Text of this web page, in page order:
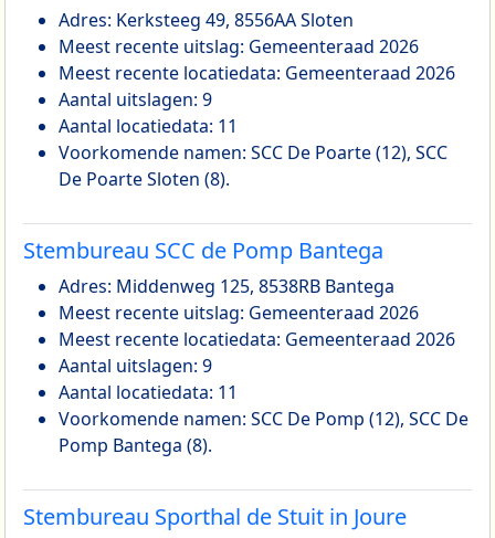
Adres: Kerksteeg 49, 8556AA Sloten
Meest recente uitslag: Gemeenteraad 2026
Meest recente locatiedata: Gemeenteraad 2026
Aantal uitslagen: 9
Aantal locatiedata: 11
Voorkomende namen: SCC De Poarte (12), SCC
De Poarte Sloten (8).
Stembureau SCC de Pomp Bantega
Adres: Middenweg 125, 8538RB Bantega
Meest recente uitslag: Gemeenteraad 2026
Meest recente locatiedata: Gemeenteraad 2026
Aantal uitslagen: 9
Aantal locatiedata: 11
Voorkomende namen: SCC De Pomp (12), SCC De
Pomp Bantega (8).
Stembureau Sporthal de Stuit in Joure